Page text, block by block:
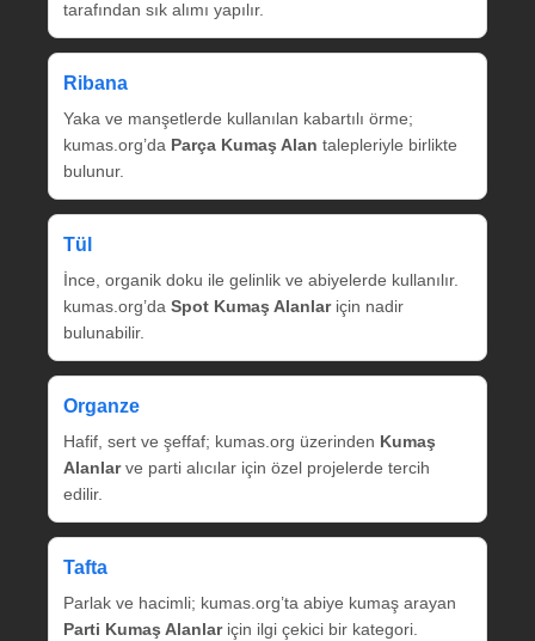
tarafından sık alımı yapılır.
Ribana
Yaka ve manşetlerde kullanılan kabartılı örme;
kumas.org’da Parça Kumaş Alan talepleriyle birlikte
bulunur.
Tül
İnce, organik doku ile gelinlik ve abiyelerde kullanılır.
kumas.org’da Spot Kumaş Alanlariçin nadir
bulunabilir.
Organze
Hafif, sert ve şeffaf; kumas.org üzerinden Kumaş
Alanlarve parti alıcılar için özel projelerde tercih
edilir.
Tafta
Parlak ve hacimli; kumas.org’ta abiye kumaş arayan
Parti Kumaş Alanlariçin ilgi çekici bir kategori.